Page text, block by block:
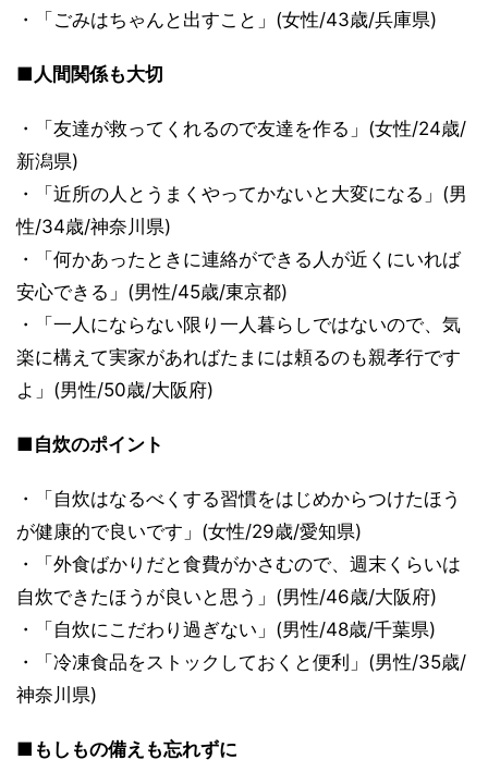
・「ごみはちゃんと出すこと」(女性/43歳/兵庫県)
■人間関係も大切
・「友達が救ってくれるので友達を作る」(女性/24歳/
新潟県)
・「近所の人とうまくやってかないと大変になる」(男
性/34歳/神奈川県)
・「何かあったときに連絡ができる人が近くにいれば
安心できる」(男性/45歳/東京都)
・「一人にならない限り一人暮らしではないので、気
楽に構えて実家があればたまには頼るのも親孝行です
よ」(男性/50歳/大阪府)
■自炊のポイント
・「自炊はなるべくする習慣をはじめからつけたほう
が健康的で良いです」(女性/29歳/愛知県)
・「外食ばかりだと食費がかさむので、週末くらいは
自炊できたほうが良いと思う」(男性/46歳/大阪府)
・「自炊にこだわり過ぎない」(男性/48歳/千葉県)
・「冷凍食品をストックしておくと便利」(男性/35歳/
神奈川県)
■もしもの備えも忘れずに